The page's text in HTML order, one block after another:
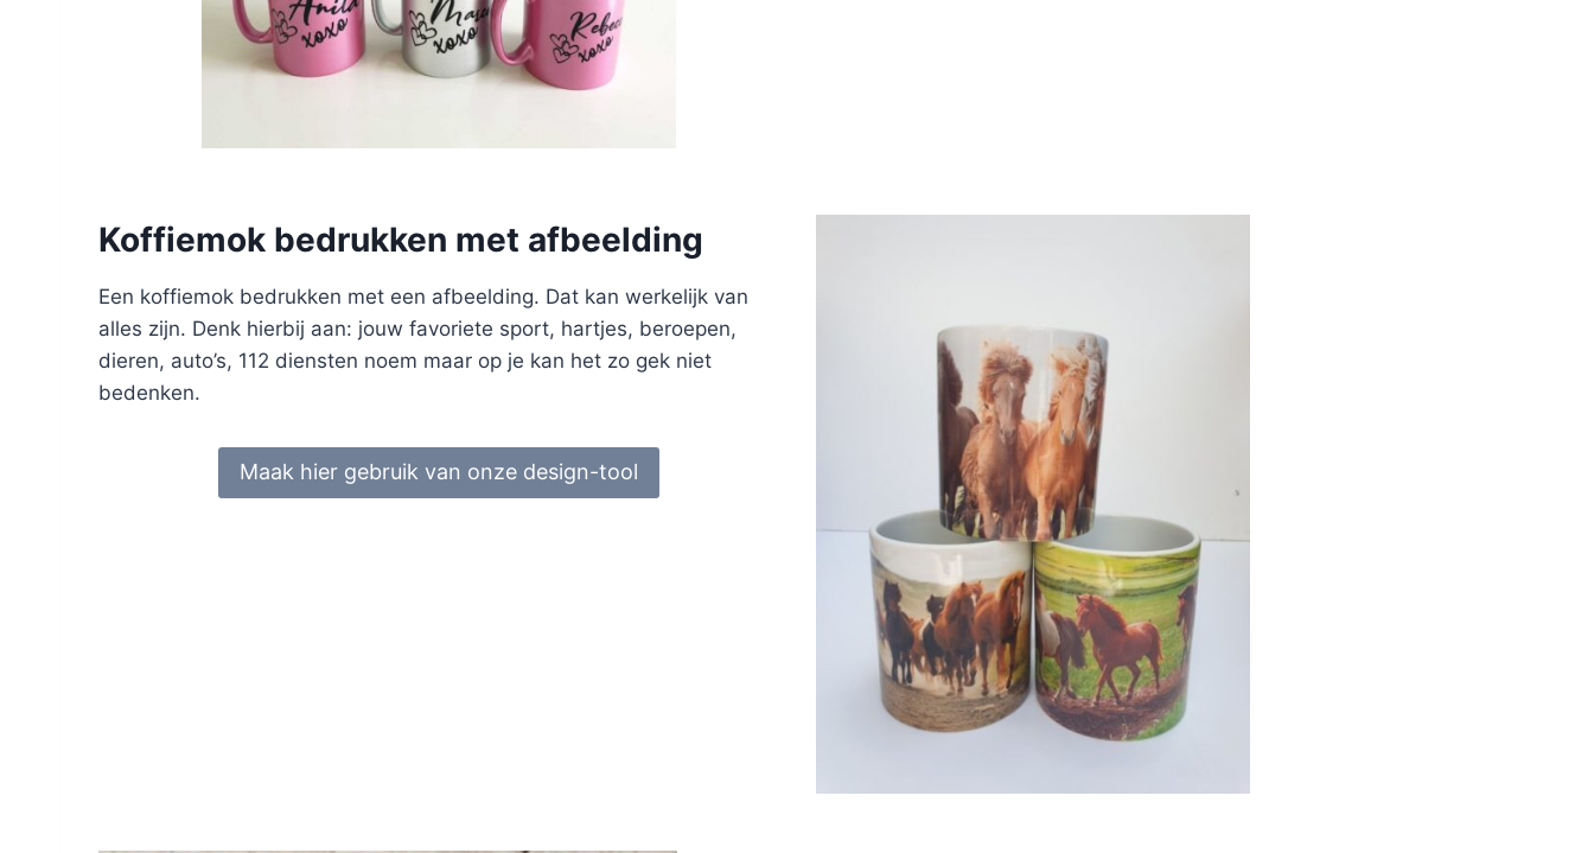
Koffiemok bedrukken met afbeelding
Een koffiemok bedrukken met een afbeelding. Dat kan werkelijk van
alles zijn. Denk hierbij aan: jouw favoriete sport, hartjes, beroepen,
dieren, auto’s, 112 diensten noem maar op je kan het zo gek niet
bedenken.
Maak hier gebruik van onze design-tool